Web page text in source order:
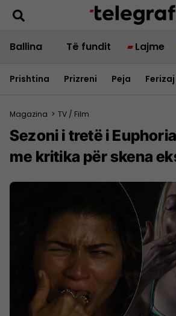
Ballina Të fundit Lajme
Prishtina Prizreni Peja Ferizaj
Magazina > TV / Film
Sezoni i tretë i
me kritika për skena